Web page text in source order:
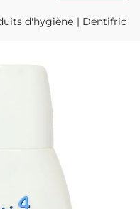
d'hygiène Dentifrices